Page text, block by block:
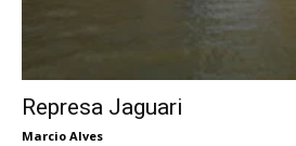
Represa Jaguari
Marcio Alves